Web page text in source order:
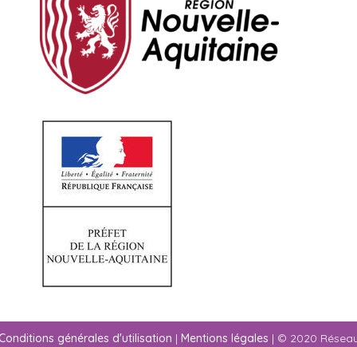
générales d'utilisation | Mentions légales | © 2020